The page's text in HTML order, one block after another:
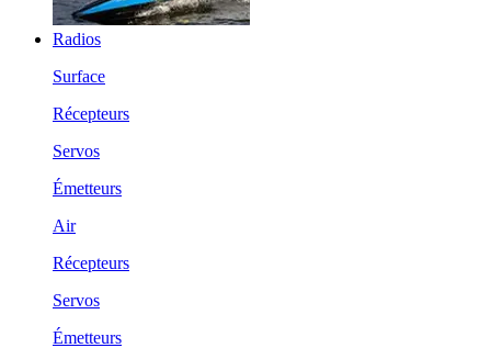
Radios
Surface
Récepteurs
Servos
Émetteurs
Air
Récepteurs
Servos
Émetteurs